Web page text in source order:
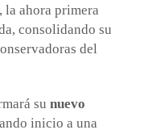
la ahora primera
consolidando su
del
sunuevo
inicio a una